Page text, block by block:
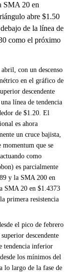
SMA 20 en
abre $1.50
de la línea de
como el próximo
con un descenso
en el gráfico de
descendente
línea de tendencia
de $1.20. El
es ahora
un cruce bajista,
momentum que se
como
es parcialmente
y la SMA 200 en
SMA 20 en $1.4373
primera resistencia
el pico de febrero
descendente
tendencia inferior
los mínimos del
lo largo de la fase de